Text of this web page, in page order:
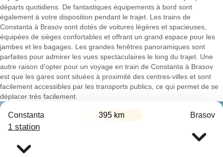
départs quotidiens. De fantastiques équipements à bord sont
également à votre disposition pendant le trajet. Les trains de
Constanta à Brasov sont dotés de voitures légères et spacieuses,
équipées de sièges confortables et offrant un grand espace pour les
jambes et les bagages. Les grandes fenêtres panoramiques sont
parfaites pour admirer les vues spectaculaires le long du trajet. Une
autre raison d'opter pour un voyage en train de Constanta à Brasov
est que les gares sont situées à proximité des centres-villes et sont
facilement accessibles par les transports publics, ce qui permet de se
déplacer très facilement.
Constanta 395 km Brasov
1 station